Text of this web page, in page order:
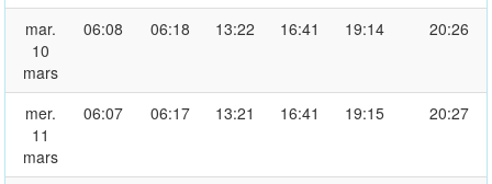
mar.
10
mars
06:08 06:18 13:22 16:41 19:14 20:26
mer.
11
mars
06:07 06:17 13:21 16:41 19:15 20:27